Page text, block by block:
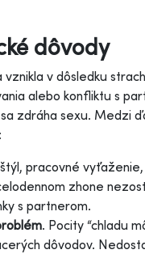
dôvody
vznikla v dôsledku
alebo konfliktu s
zdráha sexu. Medzi
pracovné
zhone
s partnerom.
. Pocity “chladu
dôvodov.